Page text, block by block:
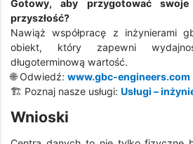
Gotowy, aby przygotować
przyszłość?
Nawiąż współpracę z inżynierami
obiekt, który zapewni
długoterminową wartość.
🌐 Odwiedź: www.gbc-engineers.com
🏗️ Poznaj nasze usługi: Usługi –
Wnioski